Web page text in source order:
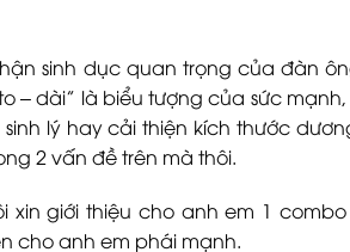
sinh dục quan trọng của đàn
– dài” là biểu tượng của sức
lý hay cải thiện kích thước
2 vấn đề trên mà thôi.
xin giới thiệu cho anh em 1
cho anh em phái mạnh.